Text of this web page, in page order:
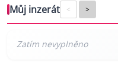
Můj inzerát < >